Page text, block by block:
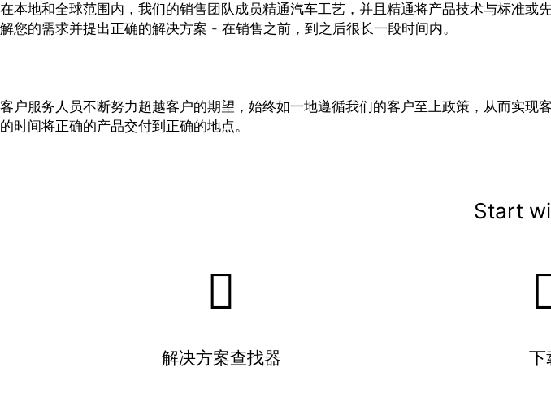
在本地和全球范围内，我们的销售团队成员精通汽车工艺，并且精通将产品技术与标准
解您的需求并提出正确的解决方案 - 在销售之前，到之后很长一段时间内。
客户服务人员不断努力超越客户的期望，始终如一地遵循我们的客户至上政策，从而实
的时间将正确的产品交付到正确的地点。
Start
解决方案查找器 下